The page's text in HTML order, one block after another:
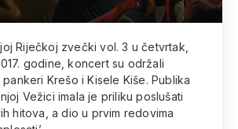
Riječkoj zvečki vol. 3 u četvrtak,
godine, koncert su održali
Krešo i Kisele Kiše. Publika
Vežici imala je priliku poslušati
hitova, a dio u prvim redovima